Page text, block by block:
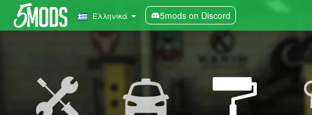
Ελληνικά 5mods on Discord